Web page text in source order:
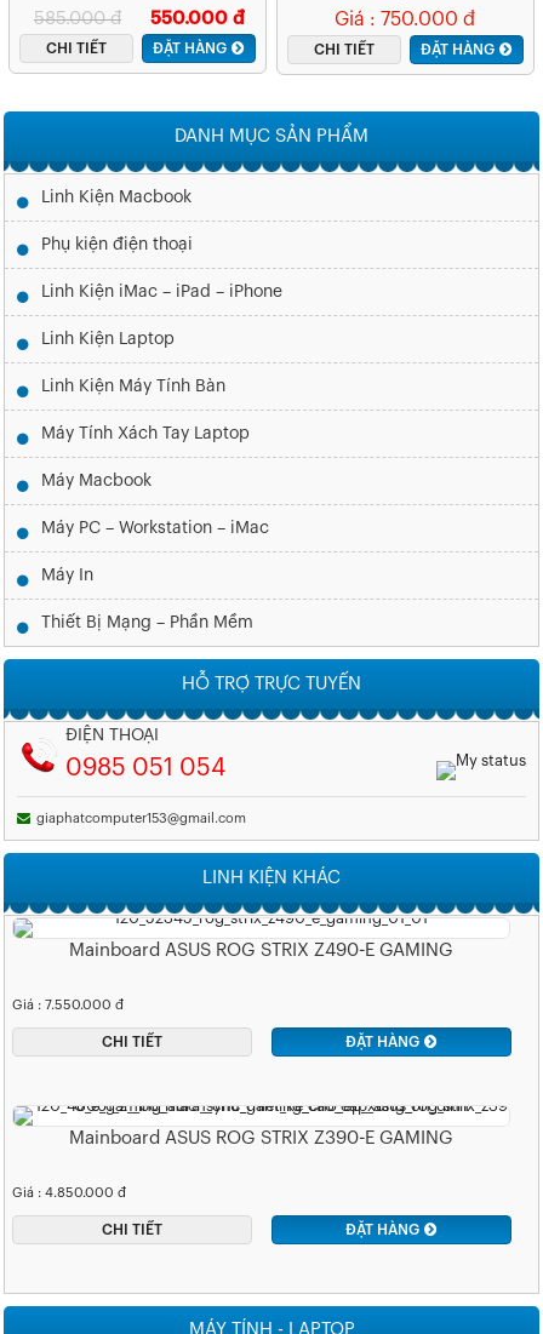
550.000 đ
585.000 đ
CHI TIẾT ĐẶT HÀNG
Giá : 750.000 đ
CHI TIẾT ĐẶT HÀNG
DANH MỤC SẢN PHẨM
Linh Kiện Macbook
Phụ kiện điện thoại
Linh Kiện iMac – iPad – iPhone
Linh Kiện Laptop
Linh Kiện Máy Tính Bàn
Máy Tính Xách Tay Laptop
Máy Macbook
Máy PC – Workstation – iMac
Máy In
Thiết Bị Mạng – Phần Mềm
HỖ TRỢ TRỰC TUYẾN
ĐIỆN THOẠI
0985 051 054
giaphatcomputer153@gmail.com
LINH KIỆN KHÁC
Mainboard ASUS ROG STRIX Z490-E GAMING
Giá : 7.550.000 đ
CHI TIẾT ĐẶT HÀNG
Mainboard ASUS ROG STRIX Z390-E GAMING
Giá : 4.850.000 đ
CHI TIẾT ĐẶT HÀNG
MÁY TÍNH - LAPTOP